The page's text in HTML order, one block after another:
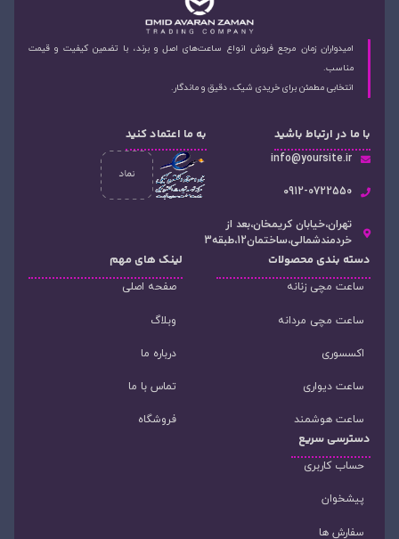
امیدواران زمان مرجع فروش انواع ساعت‌های اصل و برند، با تضمین کیفیت و قیمت
مناسب.
انتخابی مطمئن برای خریدی شیک، دقیق و ماندگار.
با ما در ارتباط باشید
info@yoursite.ir
۰912-0722550
تهران،خیابان کریمخان،بعد از
خردمندشمالی،ساختمان12،طبقه3
به ما اعتماد کنید
دسته‌ بندی محصولات
ساعت مچی زنانه
ساعت مچی مردانه
اکسسوری
ساعت دیواری
ساعت هوشمند
لینک های مهم
صفحه اصلی
وبلاگ
درباره ما
تماس با ما
فروشگاه
دسترسی سریع
حساب کاربری
پیشخوان
سفارش ها